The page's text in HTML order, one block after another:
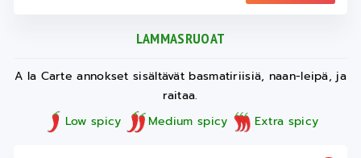
LAMMASRUOAT
A la Carte annokset sisältävät basmatiriisiä, naan-leipä, ja
raitaa.
Low spicy
Medium spicy Extra spicy